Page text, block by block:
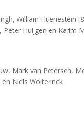
William Huenestein
Huijgen en Karim
Mark van Petersen,
en Niels Wolterinck